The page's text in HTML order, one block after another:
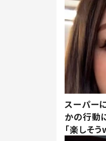
スーパー
かの行動
「楽しそう